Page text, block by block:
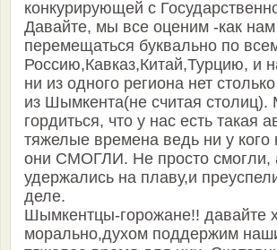
конкурирующей с
Давайте, мы все оценим -как
перемещаться буквально по
Россию,Кавказ,Китай,Турцию, и
ни из одного региона нет
из Шымкента(не считая
гордиться, что у нас есть такая
тяжелые времена ведь ни у кого
они СМОГЛИ. Не просто смогли,
удержались на плаву,и
деле.
Шымкентцы-горожане!! давайте
морально,духом поддержим